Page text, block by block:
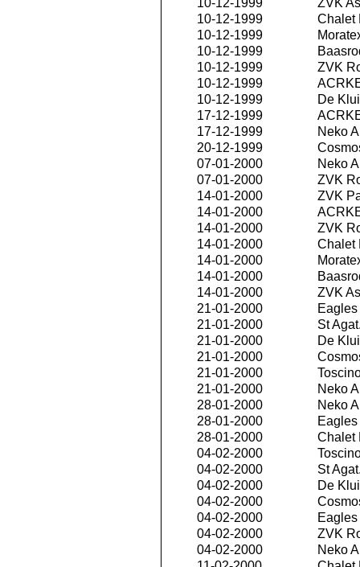
10-12-1999
ZVK
10-12-1999
Chalet
10-12-1999
10-12-1999
10-12-1999
ZVK
10-12-1999
10-12-1999
De
17-12-1999
17-12-1999
Neko
20-12-1999
07-01-2000
Neko
07-01-2000
ZVK
14-01-2000
ZVK
14-01-2000
14-01-2000
ZVK
14-01-2000
Chalet
14-01-2000
14-01-2000
14-01-2000
ZVK
21-01-2000
21-01-2000
St
21-01-2000
De
21-01-2000
21-01-2000
21-01-2000
Neko
28-01-2000
Neko
28-01-2000
28-01-2000
Chalet
04-02-2000
04-02-2000
St
04-02-2000
De
04-02-2000
04-02-2000
04-02-2000
ZVK
04-02-2000
Neko